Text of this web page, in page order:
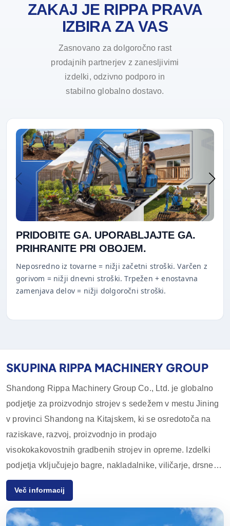
ZAKAJ JE RIPPA PRAVA
IZBIRA ZA VAS
Zasnovano za dolgoročno rast
prodajnih partnerjev z zanesljivimi
izdelki, odzivno podporo in
stabilno globalno dostavo.
PRIDOBITE GA. UPORABLJAJTE GA.
PRIHRANITE PRI OBOJEM.
Neposredno iz tovarne = nižji začetni stroški. Varčen z
gorivom = nižji dnevni stroški. Trpežen + enostavna
zamenjava delov = nižji dolgoročni stroški.
SKUPINA RIPPA MACHINERY GROUP
Shandong Rippa Machinery Group Co., Ltd. je globalno
podjetje za proizvodnjo strojev s sedežem v mestu Jining
v provinci Shandong na Kitajskem, ki se osredotoča na
raziskave, razvoj, proizvodnjo in prodajo
visokokakovostnih gradbenih strojev in opreme. Izdelki
podjetja vključujejo bagre, nakladalnike, viličarje, drsne
nakladalnike in njihovo dodatno opremo, ki se pogosto
uporabljajo v kmetijstvu, gradbeništvu, rudarstvu in drugih
panogah. Zaradi inovativnih zmogljivosti na področju
Več informacij